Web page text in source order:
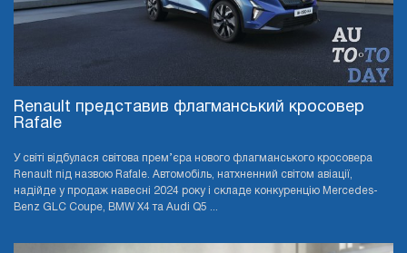
Renault представив флагманський кросовер
Rafale
У світі відбулася світова прем’єра нового флагманського кросовера
Renault під назвою Rafale. Автомобіль, натхненний світом авіації,
надійде у продаж навесні 2024 року і складе конкуренцію Mercedes-
Benz GLC Coupe, BMW X4 та Audi Q5 ...